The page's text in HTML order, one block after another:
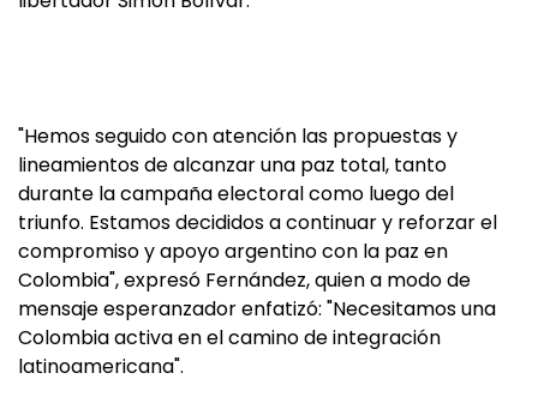
"Hemos seguido con atención las propuestas y
lineamientos de alcanzar una paz total, tanto
durante la campaña electoral como luego del
triunfo. Estamos decididos a continuar y reforzar el
compromiso y apoyo argentino con la paz en
Colombia", expresó Fernández, quien a modo de
mensaje esperanzador enfatizó: "Necesitamos una
Colombia activa en el camino de integración
latinoamericana".